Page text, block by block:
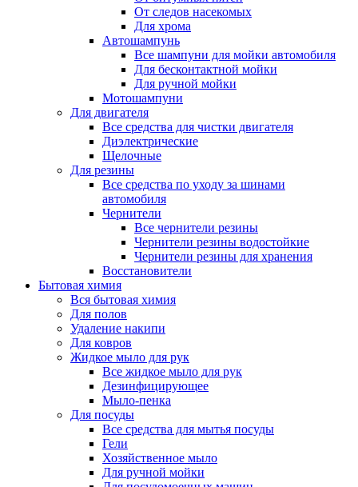
От следов насекомых
Для хрома
Автошампунь
Все шампуни для мойки автомобиля
Для бесконтактной мойки
Для ручной мойки
Мотошампуни
Для двигателя
Все средства для чистки двигателя
Диэлектрические
Щелочные
Для резины
Все средства по уходу за шинами
автомобиля
Чернители
Все чернители резины
Чернители резины водостойкие
Чернители резины для хранения
Восстановители
Бытовая химия
Вся бытовая химия
Для полов
Удаление накипи
Для ковров
Жидкое мыло для рук
Все жидкое мыло для рук
Дезинфицирующее
Мыло-пенка
Для посуды
Все средства для мытья посуды
Гели
Хозяйственное мыло
Для ручной мойки